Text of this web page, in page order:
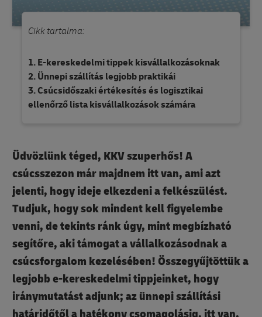
Cikk tartalma:
E-kereskedelmi tippek kisvállalkozásoknak
Ünnepi szállítás legjobb praktikái
Csúcsidőszaki értékesítés és logisztikai
ellenőrző lista kisvállalkozások számára
Üdvözlünk téged, KKV szuperhős! A
csúcsszezon már majdnem itt van, ami azt
jelenti, hogy ideje elkezdeni a felkészülést.
Tudjuk, hogy sok mindent kell figyelembe
venni, de tekints ránk úgy, mint megbízható
segítőre, aki támogat a vállalkozásodnak a
csúcsforgalom kezelésében! Összegyűjtöttük a
legjobb e-kereskedelmi tippjeinket, hogy
iránymutatást adjunk; az ünnepi szállítási
határidőtől a hatékony csomagolásig, itt van,